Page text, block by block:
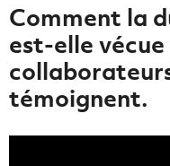
Comment la
est-elle
témoignent.